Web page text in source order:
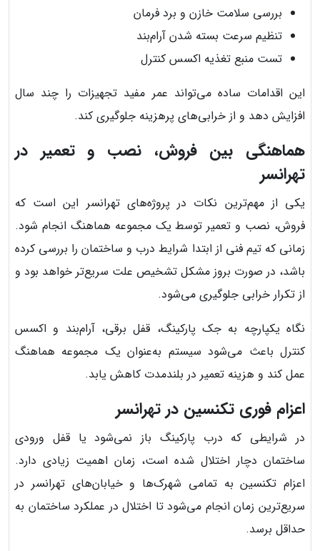
بررسی سلامت خازن و برد فرمان
تنظیم سرعت بسته شدن آرام‌بند
تست منبع تغذیه اکسس کنترل
این اقدامات ساده می‌تواند عمر مفید تجهیزات را چند سال
افزایش دهد و از خرابی‌های پرهزینه جلوگیری کند.
هماهنگی بین فروش، نصب و تعمیر در
تهرانسر
یکی از مهم‌ترین نکات در پروژه‌های تهرانسر این است که
فروش، نصب و تعمیر توسط یک مجموعه هماهنگ انجام شود.
زمانی که تیم فنی از ابتدا شرایط درب و ساختمان را بررسی کرده
باشد، در صورت بروز مشکل تشخیص علت سریع‌تر خواهد بود و
از تکرار خرابی جلوگیری می‌شود.
نگاه یکپارچه به جک پارکینگ، قفل برقی، آرام‌بند و اکسس
کنترل باعث می‌شود سیستم به‌عنوان یک مجموعه هماهنگ
عمل کند و هزینه تعمیر در بلندمدت کاهش یابد.
اعزام فوری تکنسین در تهرانسر
در شرایطی که درب پارکینگ باز نمی‌شود یا قفل ورودی
ساختمان دچار اختلال شده است، زمان اهمیت زیادی دارد.
اعزام تکنسین به تمامی شهرک‌ها و خیابان‌های تهرانسر در
سریع‌ترین زمان انجام می‌شود تا اختلال در عملکرد ساختمان به
حداقل برسد.